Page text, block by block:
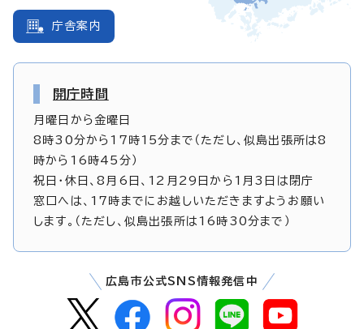
庁舎案内
開庁時間
月曜日から金曜日
8時30分から17時15分まで（ただし、似島出張所は8
時から16時45分）
祝日・休日、8月6日、12月29日から1月3日は閉庁
窓口へは、17時までにお越しいただきますようお願い
します。（ただし、似島出張所は16時30分まで）
広島市公式SNS情報発信中